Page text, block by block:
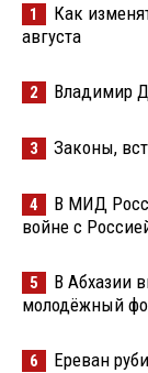
1
Как
августа
2 Владимир
3 Законы,
4
В МИД
войне с
5
В Абхазии
молодёжный
6 Ереван